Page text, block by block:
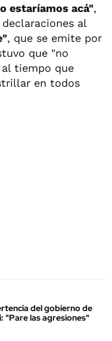
estaríamos acá",
declaraciones al
, que se emite por
que "no
tiempo que
en todos
del gobierno de
"Pare las agresiones"